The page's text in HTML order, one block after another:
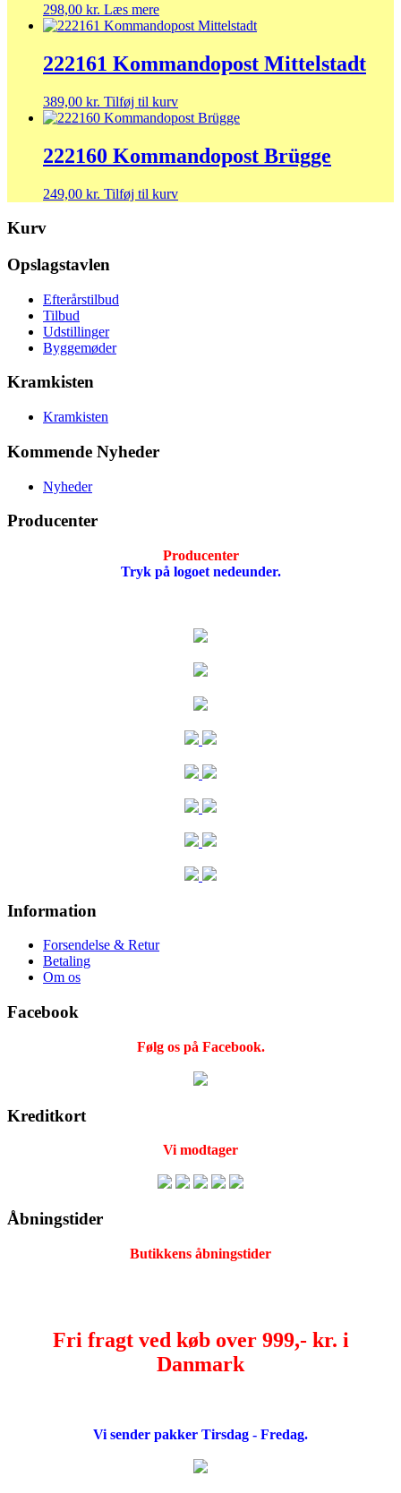
298,00 kr. Læs mere
222161 Kommandopost Mittelstadt
389,00 kr. Tilføj til kurv
222160 Kommandopost Brügge
249,00 kr. Tilføj til kurv
Kurv
Opslagstavlen
Efterårstilbud
Tilbud
Udstillinger
Byggemøder
Kramkisten
Kramkisten
Kommende Nyheder
Nyheder
Producenter
Producenter
Tryk på logoet nedeunder.
Information
Forsendelse & Retur
Betaling
Om os
Facebook
Følg os på Facebook.
Kreditkort
Vi modtager
Åbningstider
Butikkens åbningstider
Fri fragt ved køb over 999,- kr. i
Danmark
Vi sender pakker Tirsdag - Fredag.